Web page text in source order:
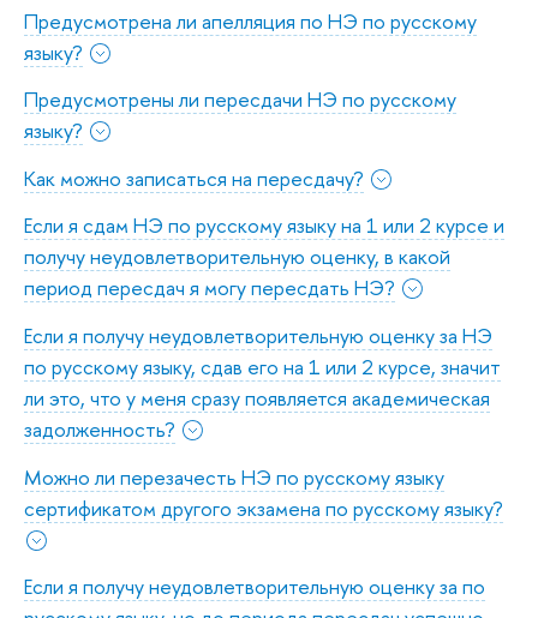
Предусмотрена ли апелляция по НЭ по русскому
языку?
Предусмотрены ли пересдачи НЭ по русскому
языку?
Как можно записаться на пересдачу?
Если я сдам НЭ по русскому языку на 1 или 2 курсе и
получу неудовлетворительную оценку, в какой
период пересдач я могу пересдать НЭ?
Если я получу неудовлетворительную оценку за НЭ
по русскому языку, сдав его на 1 или 2 курсе, значит
ли это, что у меня сразу появляется академическая
задолженность?
Можно ли перезачесть НЭ по русскому языку
сертификатом другого экзамена по русскому языку?
Если я получу неудовлетворительную оценку за по